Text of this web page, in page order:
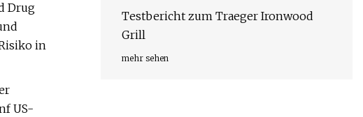
Drug
in
US-
Testbericht zum Traeger Ironwood
Grill
mehr sehen